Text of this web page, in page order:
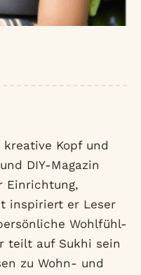
Kopf und
DIY-Magazin
Einrichtung,
inspiriert er Leser
Wohlfühl-
teilt auf Sukhi sein
zu Wohn- und